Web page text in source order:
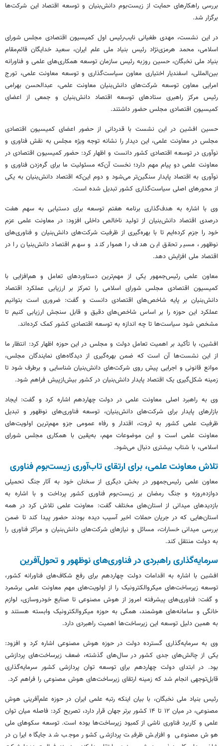
بررسی راهکارهای حمایت از زیست‌بوم دانش‌بنیان و توسعه اقتصاد این شرکت‌ها
برگزار شد.
در این نشست، مهدی طغیانی نایب‌رئیس اول کمیسیون اقتصادی مجلس شورای
اسلامی، محمد هرمزی‌نژاد رئیس بنیاد ملی علم ایران، سعید خدایگان قائم‌مقام
بنیاد ملی نخبگان، حسین روزبه رئیس سازمان توسعه همکاری‌های علمی و فناورانه
بین‌المللی، اسفندیار اختیاری معاون سیاست‌گذاری و توسعه معاونت علمی، تورج
امرایی معاون توسعه شرکت‌های دانش‌بنیان معاونت علمی، عبدالحسن بهرامی
رئیس مرکز راهبری ستادهای توسعه اقتصاد دانش‌بنیان و جمعی از اعضای
کمیسیون اقتصادی مجلس حضور داشتند.
حسین افشین در این نشست با قدردانی از حضور اعضای کمیسیون اقتصادی
مجلس در معاونت علمی، این دیدار را نشانه توجه ویژه مجلس به نقش فناوری و
نوآوری در توسعه اقتصادی کشور دانست و اظهار کرد: حضور کمیسیون اقتصادی در
معاونت علمی دو پیام مهم دارد؛ نخست آن‌که مسئولیت ما برای گره‌زدن فناوری و
نوآوری به اقتصاد پایدار سنگین‌تر می‌شود و دوم این‌که اقتصاد دانش‌بنیان به یکی
از محورهای اصلی سیاست‌گذاری کشور تبدیل شده است.
وی با اشاره به هدف‌گذاری برنامه هفتم توسعه برای دستیابی به سهم هفت‌
درصدی اقتصاد دانش‌بنیان از تولید ناخالص داخلی افزود: در معاونت علمی عزم
خود را جزم کرده‌ایم تا با بهره‌گیری از ظرفیت شرکت‌های دانش‌بنیان و فناوری‌های
نوظهور، مسیر تحقق این هدف را هموار کند و سهم اقتصاد دانش‌بنیان را در
اقتصاد ملی افزایش دهد.
معاون علمی رئیس‌جمهور یکی از مهم‌ترین دستاوردهای تعامل و هم‌افزایی با
کمیسیون اقتصادی مجلس شورای اسلامی را تمرکز بر ارزیابی عملکرد اقتصاد
دانش‌بنیان بر پایه شاخص‌های اقتصادی دانست و گفت: ضروری است بتوانیم
عملکرد این حوزه را بر اساس شاخص‌های دقیق و قابل سنجش ارزیابی کنیم تا
مشخص شود سیاست‌ها تا چه اندازه به توسعه اقتصادی کشور کمک کرده‌اند.
افشین، با تأکید بر اهمیت تعامل دولت و مجلس در این حوزه اظهار کرد: انتظار ما
از این نشست‌ها آن است که ضمن بهره‌گیری از دیدگاه‌های نمایندگان مجلس،
موانع قانونی و اجرایی پیش روی شرکت‌های دانش‌بنیان شناسایی و برطرف شود تا
زمینه شکل‌گیری یک اقتصاد پایدار دانش‌بنیان در کشور بیش‌ازپیش فراهم شود.
وی به راهبرد اصلی معاونت علمی در دولت چهاردهم اشاره کرد و گفت: ایجاد
بازارهای پایدار برای شرکت‌های دانش‌بنیان، توسعه فناوری‌های نوظهور و تبدیل
ظرفیت علمی کشور به ثروت، اقتدار و رفاه عمومی جزو مهم‌ترین اولویت‌های
معاونت علمی است و این موضوعات مهم، به‌یقین با همکاری مجلس شورای
اسلامی، با شتاب بیشتری دنبال می‌شود.
تلاش معاونت علمی، برای ارتقای تاب‌آوری زیست‌بوم فناوری
معاون علمی رئیس‌جمهور در بخش دیگری از سخنان خود به آثار جنگ تحمیلی
دوازده‌روزه و جنگ رمضان بر زیست‌بوم فناوری کشور پرداخت و با اشاره به
بازدیدهای میدانی از استان‌های مختلف گفت: معاونت علمی تلاش کرد در همه
استان‌هایی که در جریان حملات اخیر آسیب دیده بودند حضور پیدا کند تا ضمن
بررسی میدانی خسارات، مسائل و نیازهای شرکت‌های دانش‌بنیان و مراکز فناوری را
به دولت منتقل کند.
سرمایه‌گذاری راهبردی در فناوری‌های نوظهور و تحول‌آفرین
افشین با اشاره به اقدامات دولت چهاردهم برای رفع شکاف‌های فناورانه کشور،
توسعه زیرساخت‌های میکروالکترونیک را از اولویت‌های مهم معاونت علمی برشمرد
و گفت: فناوری‌های پیشرفته امروز از هوش مصنوعی تا صنایع خودروسازی، لوازم
خانگی و سامانه‌های هوشمند، همگی به حوزه میکروالکترونیک وابسته هستند و
به همین دلیل توسعه این زیرساخت‌ها اهمیت راهبردی دارد.
وی به سرمایه‌گذاری گسترده دولت در حوزه هوش مصنوعی اشاره کرد و افزود:
یکی از چالش‌های جدی کشور در سال‌های گذشته، ضعف زیرساخت‌های پردازشی
بود. در ابتدای دولت چهاردهم برای توسعه توان پردازشی کشور سرمایه‌گذاری
قابل‌توجهی انجام شد که زمینه ارتقای زیرساخت‌های هوش مصنوعی را فراهم کرد.
رئیس بنیاد ملی نخبگان، با بیان اینکه رتبه علمی ایران در حوزه علم‌آفرینی هوش
مصنوعی، در میان ۱۲ تا ۱۴ کشور برتر جهان قرار دارد، تصریح کرد: فاصله میان توان
علمی و کاربرد فناوری ناشی از کمبود زیرساخت‌ها بوده است. توسعه سکوهای ملی
هوش مصنوعی و افزایش ظرفیت پردازشی کشور موجب شد جایگاه ایران در